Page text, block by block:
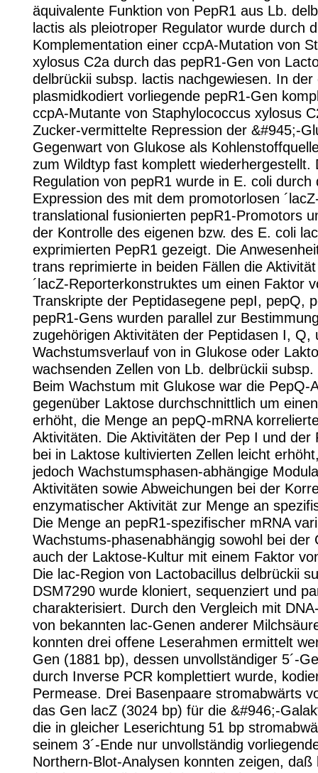
äquivalente Funktion von PepR1 aus Lb.
lactis als pleiotroper Regulator wurde durch
Komplementation einer ccpA-Mutation von
xylosus C2a durch das pepR1-Gen von
delbrückii subsp. lactis nachgewiesen. In der
plasmidkodiert vorliegende pepR1-Gen
ccpA-Mutante von Staphylococcus xylosus
Zucker-vermittelte Repression der &#945;-
Gegenwart von Glukose als
zum Wildtyp fast komplett wiederhergestellt.
Regulation von pepR1 wurde in E. coli durch
Expression des mit dem promotorlosen
translational fusionierten pepR1-Promotors
der Kontrolle des eigenen bzw. des E. coli
exprimierten PepR1 gezeigt. Die
trans reprimierte in beiden Fällen die
´lacZ-Reporterkonstruktes um einen Faktor
Transkripte der Peptidasegene pepI, pepQ,
pepR1-Gens wurden parallel zur
zugehörigen Aktivitäten der Peptidasen I, Q,
Wachstumsverlauf von in Glukose oder
wachsenden Zellen von Lb. delbrückii
Beim Wachstum mit Glukose war die PepQ-
gegenüber Laktose durchschnittlich um
erhöht, die Menge an pepQ-mRNA
Aktivitäten. Die Aktivitäten der Pep I und der
bei in Laktose kultivierten Zellen leicht
jedoch Wachstumsphasen-abhängige
Aktivitäten sowie Abweichungen bei der
enzymatischer Aktivität zur Menge an
Die Menge an pepR1-spezifischer mRNA
Wachstums-phasenabhängig sowohl bei der
auch der Laktose-Kultur mit einem Faktor
Die lac-Region von Lactobacillus delbrückii
DSM7290 wurde kloniert, sequenziert und
charakterisiert. Durch den Vergleich mit
von bekannten lac-Genen anderer
konnten drei offene Leserahmen ermittelt
Gen (1881 bp), dessen unvollständiger 5´-
durch Inverse PCR komplettiert wurde,
Permease. Drei Basenpaare stromabwärts
das Gen lacZ (3024 bp) für die &#946;-
die in gleicher Leserichtung 51 bp
seinem 3´-Ende nur unvollständig
Northern-Blot-Analysen konnten zeigen, daß